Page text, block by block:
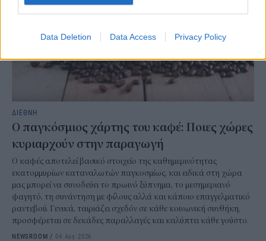
Data Deletion Data Access Privacy Policy
ΔΙΕΘΝΗ
Ο παγκόσμιος χάρτης του καφέ: Ποιες χώρες
κυριαρχούν στην παραγωγή
Ο καφές αποτελεί βασικό στοιχείο της καθημερινότητας
εκατομμυρίων καταναλωτών παγκοσμίως, και ειδικά στη χώρα
μας μπορεί να συνοδεύει το πρωινό ξύπνημα, το μεσημεριανό
φαγητό, τη συνάντηση με φίλους αλλά και κάποιο επαγγελματικό
ραντεβού. Γενικά, ταιριάζει σχεδόν σε κάθε κοινωνική συνθήκη,
προσφέρεται σε δεκάδες παραλλαγές και καλύπτει κάθε γούστο.
NEWSROOM / 04 Αυγ 2026